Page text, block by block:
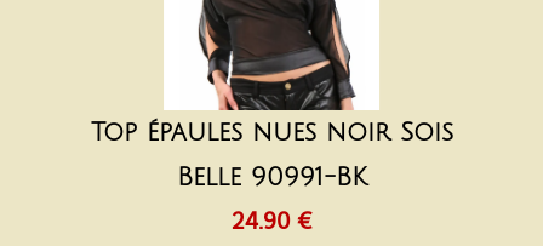
Top épaules nues noir Sois
Belle 90991-BK
24.90 €